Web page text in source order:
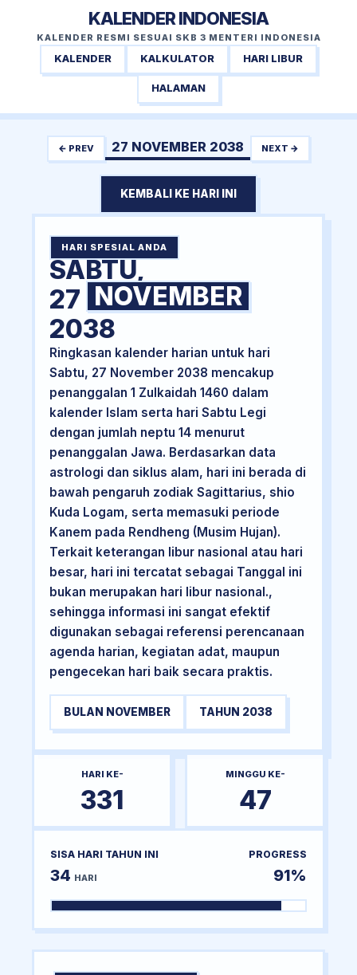
KALENDER INDONESIA
KALENDER RESMI SESUAI SKB 3 MENTERI INDONESIA
KALENDER KALKULATOR HARI LIBUR
HALAMAN
← PREV 27 NOVEMBER 2038 NEXT →
KEMBALI KE HARI INI
HARI SPESIAL ANDA
SABTU,
27 NOVEMBER
2038
Ringkasan kalender harian untuk hari
Sabtu, 27 November 2038 mencakup
penanggalan 1 Zulkaidah 1460 dalam
kalender Islam serta hari Sabtu Legi
dengan jumlah neptu 14 menurut
penanggalan Jawa. Berdasarkan data
astrologi dan siklus alam, hari ini berada di
bawah pengaruh zodiak Sagittarius, shio
Kuda Logam, serta memasuki periode
Kanem pada Rendheng (Musim Hujan).
Terkait keterangan libur nasional atau hari
besar, hari ini tercatat sebagai Tanggal ini
bukan merupakan hari libur nasional.,
sehingga informasi ini sangat efektif
digunakan sebagai referensi perencanaan
agenda harian, kegiatan adat, maupun
pengecekan hari baik secara praktis.
BULAN NOVEMBER TAHUN 2038
HARI KE-
331
MINGGU KE-
47
SISA HARI TAHUN INI
34 HARI
PROGRESS
91%